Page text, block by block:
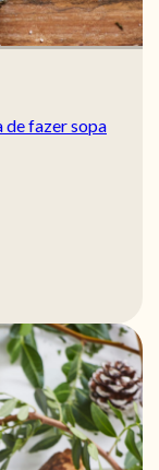
de fazer sopa